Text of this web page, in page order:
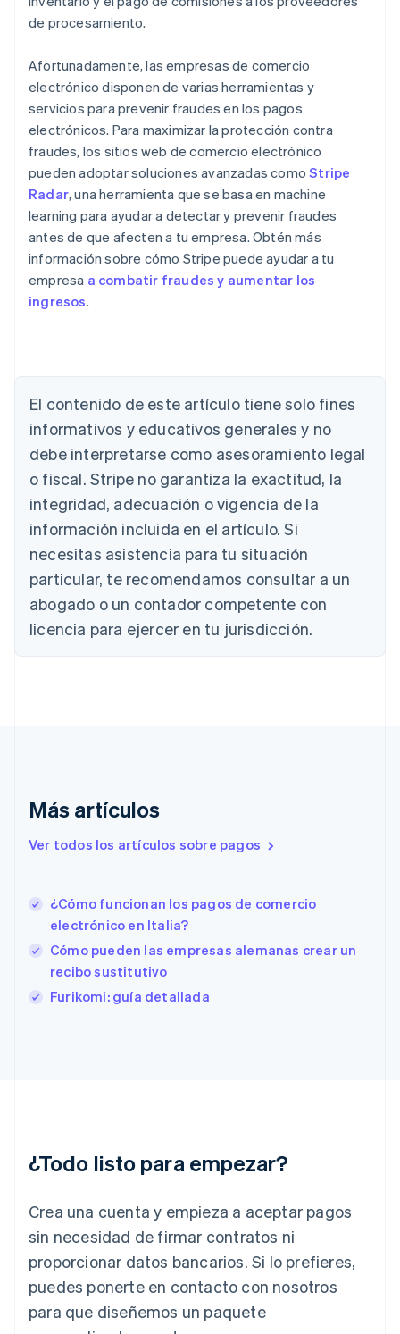
de procesamiento.
Afortunadamente, las empresas de comercio
electrónico disponen de varias herramientas y
servicios para prevenir fraudes en los pagos
electrónicos. Para maximizar la protección contra
fraudes, los sitios web de comercio electrónico
pueden adoptar soluciones avanzadas comoStripe
Radar, una herramienta que se basa en machine
learning para ayudar a detectar y prevenir fraudes
antes de que afecten a tu empresa. Obtén más
información sobre cómo Stripe puede ayudar a tu
empresa a combatir fraudes y aumentar los
ingresos.
El contenido de este artículo tiene solo fines
informativos y educativos generales y no
debe interpretarse como asesoramiento legal
o fiscal. Stripe no garantiza la exactitud, la
integridad, adecuación o vigencia de la
información incluida en el artículo. Si
necesitas asistencia para tu situación
particular, te recomendamos consultar a un
abogado o un contador competente con
licencia para ejercer en tu jurisdicción.
Más artículos
Ver todos los artículos sobre pagos
¿Cómo funcionan los pagos de comercio
electrónico en Italia?
Cómo pueden las empresas alemanas crear un
recibo sustitutivo
Furikomi: guía detallada
¿Todo listo para empezar?
Crea una cuenta y empieza a aceptar pagos
sin necesidad de firmar contratos ni
proporcionar datos bancarios. Si lo prefieres,
puedes ponerte en contacto con nosotros
para que diseñemos un paquete
Australia
Austria
DeutschEnglish
Bélgica
Nederlands Français Deutsch English
Brasil
Português English
Bulgaria
English
Canadá
English Français
China continental
简体中文 English
Chipre
Croacia
Eslovenia
España
EnglishEspañol简体中文
Estonia
Finlandia
English Svenska
Francia
English
Irlanda
Italia
English
Japón
日本語English
Letonia
Liechtenstein